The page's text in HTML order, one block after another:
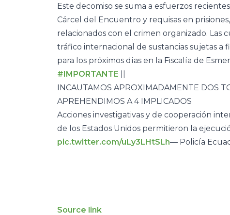
Este decomiso se suma a esfuerzos
Cárcel del Encuentro y requisas en
relacionados con el crimen organizado.
tráfico internacional de sustancias sujetas a
para los próximos días en la Fiscalía de
#IMPORTANTE
INCAUTAMOS APROXIMADAMENTE DOS
APREHENDIMOS A 4 IMPLICADOS
Acciones investigativas y de cooperación
de los Estados Unidos permitieron la
pic.twitter.com/uLy3LHtSLh— Policía
Source link